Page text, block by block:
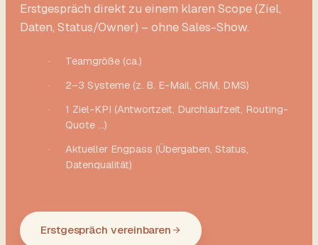
Erstgespräch direkt zu einem klaren Scope (Ziel,
Daten, Status/Owner) – ohne Sales-Show.
·
Teamgröße (ca.)
·
2–3 Systeme (z. B. E-Mail, CRM, DMS)
·
1 Ziel-KPI (Antwortzeit, Durchlaufzeit, Routing-
Quote …)
·
Aktueller Engpass (Übergaben, Status,
Datenqualität)
Erstgespräch vereinbaren